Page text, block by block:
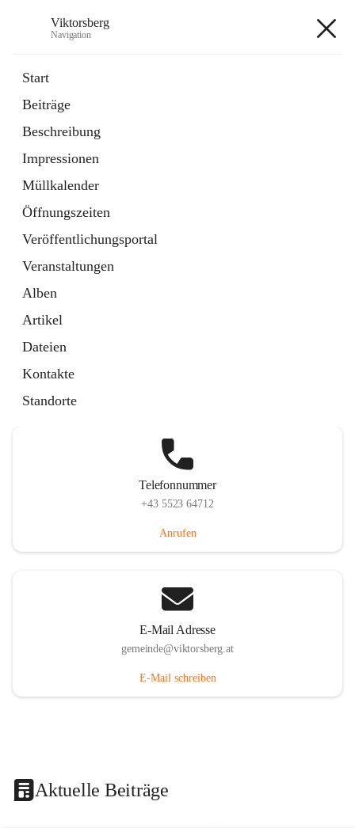
Viktorsberg
Navigation
Start
Beiträge
Beschreibung
Impressionen
Müllkalender
Öffnungszeiten
Veröffentlichungsportal
Veranstaltungen
Alben
Artikel
Dateien
Kontakte
Standorte
1 Schnellzugriff
Bürgerservice
10 Schnellzugriffe
Telefonnummer
+43 5523 64712
Anrufen
E-Mail Adresse
gemeinde@viktorsberg.at
E-Mail schreiben
Aktuelle Beiträge